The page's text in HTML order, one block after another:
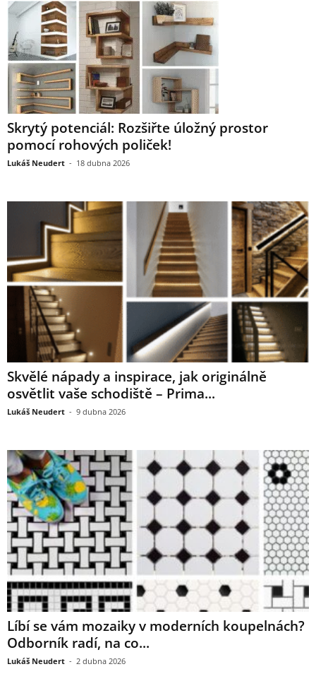
Skrytý potenciál: Rozšiřte úložný prostor
pomocí rohových poliček!
Lukáš Neudert - 18 dubna 2026
Skvělé nápady a inspirace, jak originálně
osvětlit vaše schodiště – Prima...
Lukáš Neudert - 9 dubna 2026
Líbí se vám mozaiky v moderních koupelnách?
Odborník radí, na co...
Lukáš Neudert - 2 dubna 2026